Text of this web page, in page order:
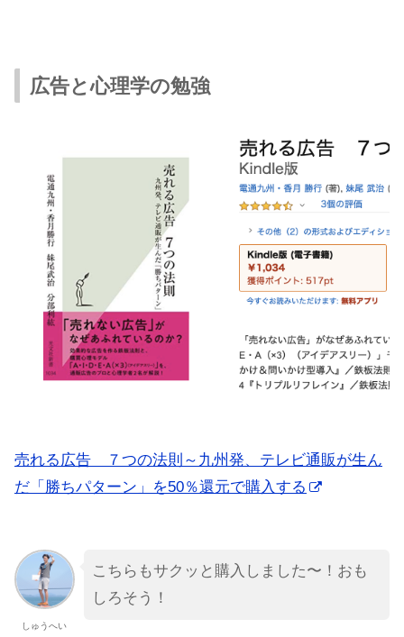
広告と心理学の勉強
売れる広告 ７つの法則～九州発、テレビ通販が生ん
だ「勝ちパターン」を50％還元で購入する
しゅうへい
こちらもサクッと購入しました〜！おも
しろそう！